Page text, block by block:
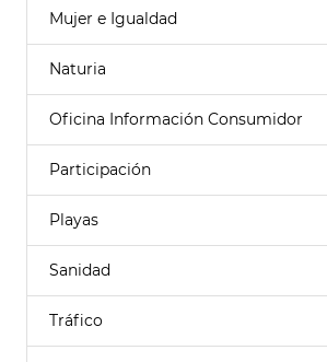
Mujer e Igualdad
Naturia
Oficina Información Consumidor
Participación
Playas
Sanidad
Tráfico